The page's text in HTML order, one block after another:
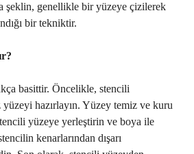
şeklin, genellikle bir yüzeye çizilerek
bir tekniktir.
basittir. Öncelikle, stencili
hazırlayın. Yüzey temiz ve kuru
yüzeye yerleştirin ve boya ile
kenarlarından dışarı